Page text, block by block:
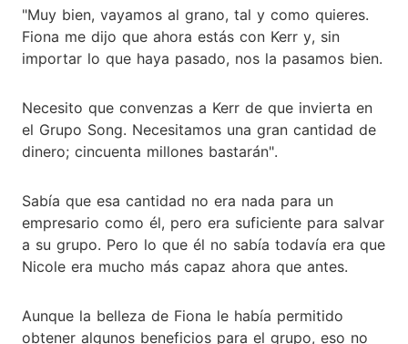
"Muy bien, vayamos al grano, tal y como quieres.
Fiona me dijo que ahora estás con Kerr y, sin
importar lo que haya pasado, nos la pasamos bien.
Necesito que convenzas a Kerr de que invierta en
el Grupo Song. Necesitamos una gran cantidad de
dinero; cincuenta millones bastarán".
Sabía que esa cantidad no era nada para un
empresario como él, pero era suficiente para salvar
a su grupo. Pero lo que él no sabía todavía era que
Nicole era mucho más capaz ahora que antes.
Aunque la belleza de Fiona le había permitido
obtener algunos beneficios para el grupo, eso no